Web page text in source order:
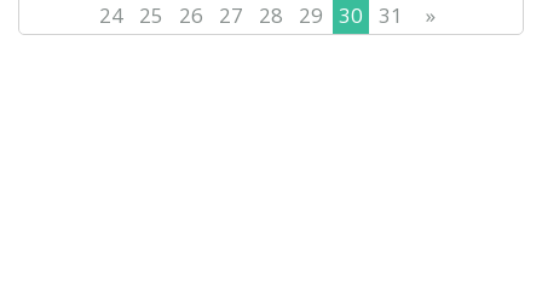
24
25 26 27 28 29 30 31 »